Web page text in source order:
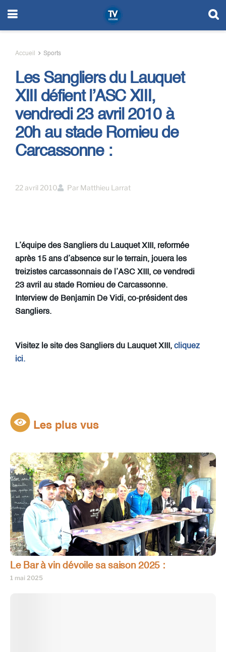
Accueil Sports
Les Sangliers du Lauquet
XIII défient l’ASC XIII,
vendredi 23 avril 2010 à
20h au stade Romieu de
Carcassonne :
22 avril 2010 Par Matthieu Larrat
L’équipe des Sangliers du Lauquet XIII, reformée
après 15 ans d’absence sur le terrain, jouera les
treizistes carcassonnais de l’ASC XIII, ce vendredi
23 avril au stade Romieu de Carcassonne.
Interview de Benjamin De Vidi, co-président des
Sangliers.
Visitez le site des Sangliers du Lauquet XIII, cliquez
ici.
Les plus vus
Le Bar à vin dévoile sa saison 2025 :
1 mai 2025